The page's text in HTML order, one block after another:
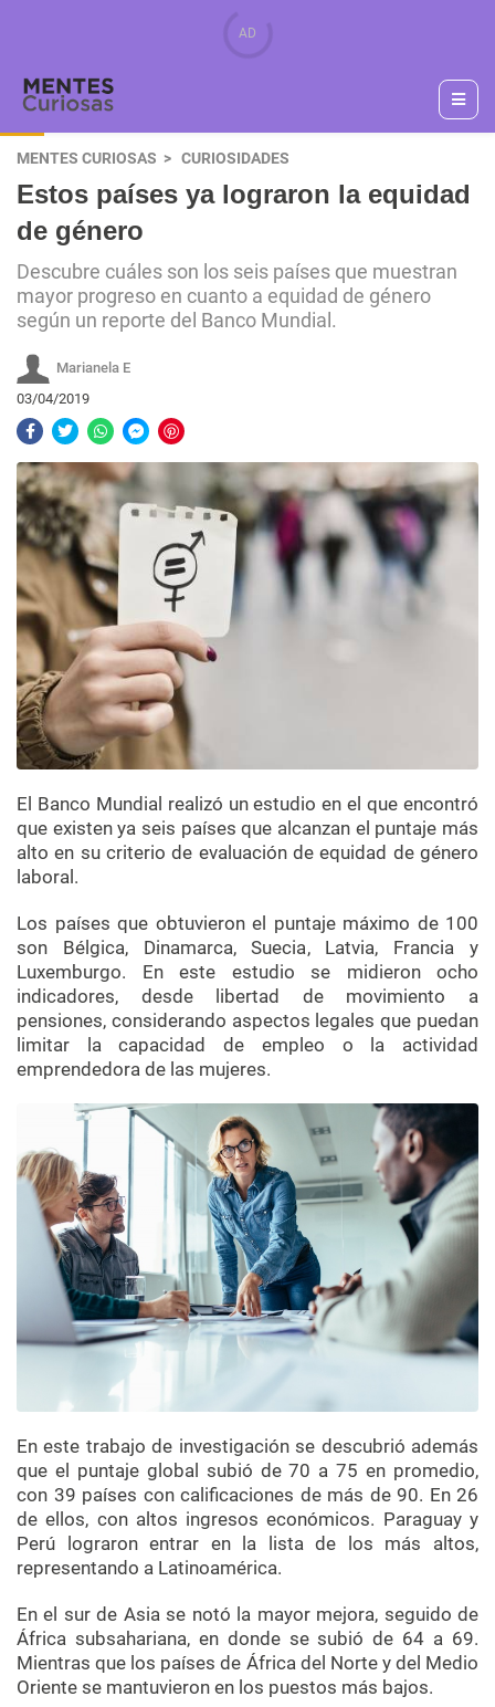
MENTES CURIOSAS CURIOSIDADES
Estos países ya lograron la equidad
de género
Descubre cuáles son los seis países que muestran
mayor progreso en cuanto a equidad de género
según un reporte del Banco Mundial.
Marianela E
03/04/2019
El Banco Mundial realizó un estudio en el que encontró
que existen ya seis países que alcanzan el puntaje más
alto en su criterio de evaluación de equidad de género
laboral.
Los países que obtuvieron el puntaje máximo de 100
son Bélgica, Dinamarca, Suecia, Latvia, Francia y
Luxemburgo. En este estudio se midieron ocho
indicadores, desde libertad de movimiento a
pensiones, considerando aspectos legales que puedan
limitar la capacidad de empleo o la actividad
emprendedora de las mujeres.
En este trabajo de investigación se descubrió además
que el puntaje global subió de 70 a 75 en promedio,
con 39 países con calificaciones de más de 90. En 26
de ellos, con altos ingresos económicos. Paraguay y
Perú lograron entrar en la lista de los más altos,
representando a Latinoamérica.
En el sur de Asia se notó la mayor mejora, seguido de
África subsahariana, en donde se subió de 64 a 69.
Mientras que los países de África del Norte y del Medio
Oriente se mantuvieron en los puestos más bajos.